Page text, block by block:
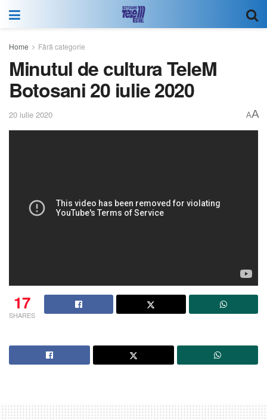
Home Fără categorie
Minutul de cultura TeleM
Botosani 20 iulie 2020
20 iulie 2020 AA
17
SHARES